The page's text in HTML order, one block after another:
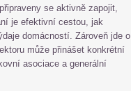
se aktivně zapojit,
je efektivní cestou, jak
domácností. Zároveň jde o
může přinášet konkrétní
asociace a generální